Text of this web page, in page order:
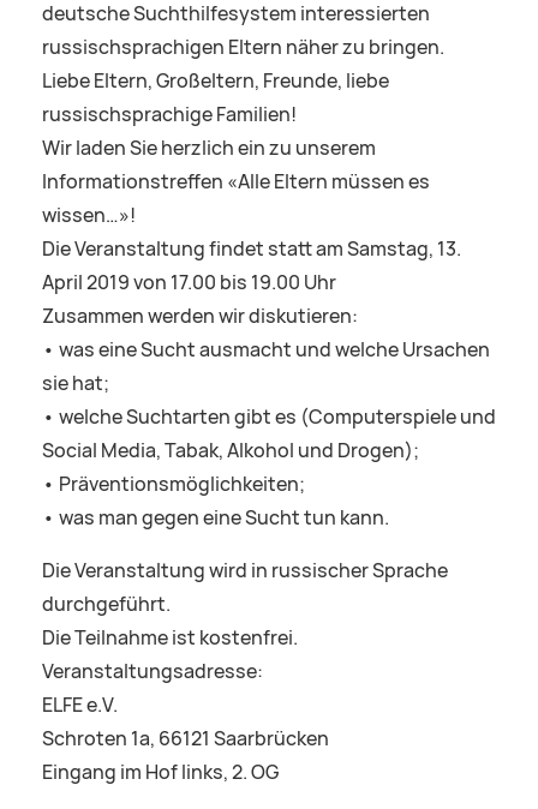
deutsche Suchthilfesystem interessierten
russischsprachigen Eltern näher zu bringen.
Liebe Eltern, Großeltern, Freunde, liebe
russischsprachige Familien!
Wir laden Sie herzlich ein zu unserem
Informationstreffen «Alle Eltern müssen es
wissen…»!
Die Veranstaltung findet statt am Samstag, 13.
April 2019 von 17.00 bis 19.00 Uhr
Zusammen werden wir diskutieren:
• was eine Sucht ausmacht und welche Ursachen
sie hat;
• welche Suchtarten gibt es (Computerspiele und
Social Media, Tabak, Alkohol und Drogen);
• Präventionsmöglichkeiten;
• was man gegen eine Sucht tun kann.
Die Veranstaltung wird in russischer Sprache
durchgeführt.
Die Teilnahme ist kostenfrei.
Veranstaltungsadresse:
ELFE e.V.
Schroten 1a, 66121 Saarbrücken
Eingang im Hof links, 2. OG